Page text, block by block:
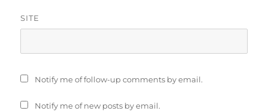
SITE
Notify me of follow-up comments by email.
Notify me of new posts by email.